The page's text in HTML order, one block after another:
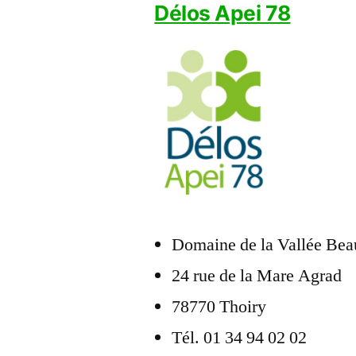
Délos Apei 78
Domaine de la Vallée
24 rue de la Mare Agrad
78770 Thoiry
Tél. 01 34 94 02 02